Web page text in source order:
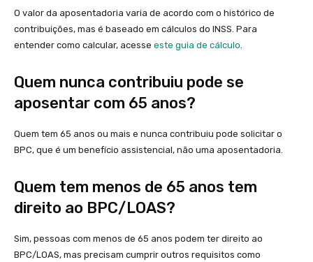
O valor da aposentadoria varia de acordo com o histórico de
contribuições, mas é baseado em cálculos do INSS. Para
entender como calcular, acesse este guia de cálculo.
Quem nunca contribuiu pode se
aposentar com 65 anos?
Quem tem 65 anos ou mais e nunca contribuiu pode solicitar o
BPC, que é um benefício assistencial, não uma aposentadoria.
Quem tem menos de 65 anos tem
direito ao BPC/LOAS?
Sim, pessoas com menos de 65 anos podem ter direito ao
BPC/LOAS, mas precisam cumprir outros requisitos como